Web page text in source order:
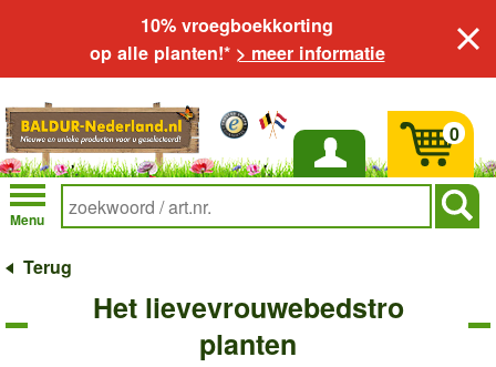
10% vroegboekkorting
op alle planten!* > meer informatie
Inloggen
Menu
0
Terug
Het lievevrouwebedstro
planten